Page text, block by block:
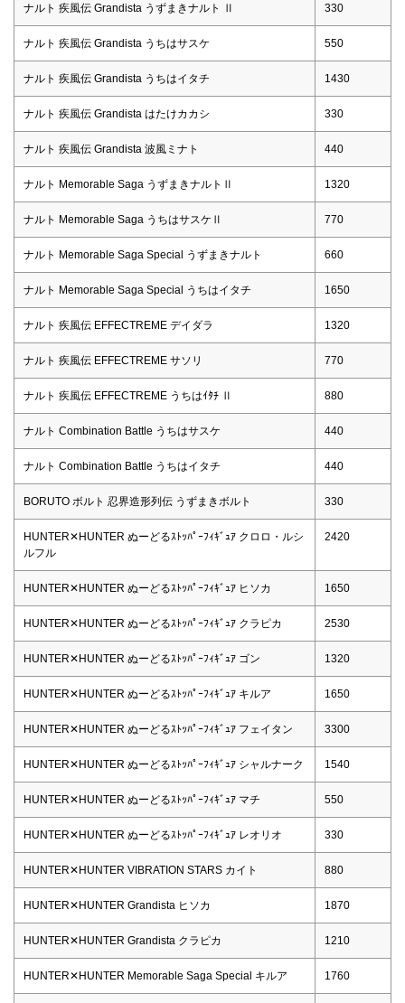
ナルト 疾風伝 Grandista うずまきナルト Ⅱ 330
ナルト 疾風伝 Grandista うちはサスケ 550
ナルト 疾風伝 Grandista うちはイタチ 1430
ナルト 疾風伝 Grandista はたけカカシ 330
ナルト 疾風伝 Grandista 波風ミナト 440
ナルト Memorable Saga うずまきナルトⅡ 1320
ナルト Memorable Saga うちはサスケⅡ 770
ナルト Memorable Saga Special うずまきナルト 660
ナルト Memorable Saga Special うちはイタチ 1650
ナルト 疾風伝 EFFECTREME デイダラ 1320
ナルト 疾風伝 EFFECTREME サソリ 770
ナルト 疾風伝 EFFECTREME うちはｲﾀﾁ Ⅱ 880
ナルト Combination Battle うちはサスケ 440
ナルト Combination Battle うちはイタチ 440
BORUTO ボルト 忍界造形列伝 うずまきボルト 330
HUNTER✕HUNTER ぬーどるｽﾄｯﾊﾟｰﾌｨｷﾞｭｱ クロロ・ルシ
ルフル
2420
HUNTER✕HUNTER ぬーどるｽﾄｯﾊﾟｰﾌｨｷﾞｭｱ ヒソカ 1650
HUNTER✕HUNTER ぬーどるｽﾄｯﾊﾟｰﾌｨｷﾞｭｱ クラピカ 2530
HUNTER✕HUNTER ぬーどるｽﾄｯﾊﾟｰﾌｨｷﾞｭｱ ゴン 1320
HUNTER✕HUNTER ぬーどるｽﾄｯﾊﾟｰﾌｨｷﾞｭｱ キルア 1650
HUNTER✕HUNTER ぬーどるｽﾄｯﾊﾟｰﾌｨｷﾞｭｱ フェイタン 3300
HUNTER✕HUNTER ぬーどるｽﾄｯﾊﾟｰﾌｨｷﾞｭｱ シャルナーク 1540
HUNTER✕HUNTER ぬーどるｽﾄｯﾊﾟｰﾌｨｷﾞｭｱ マチ 550
HUNTER✕HUNTER ぬーどるｽﾄｯﾊﾟｰﾌｨｷﾞｭｱ レオリオ 330
HUNTER✕HUNTER VIBRATION STARS カイト 880
HUNTER✕HUNTER Grandista ヒソカ 1870
HUNTER✕HUNTER Grandista クラピカ 1210
HUNTER✕HUNTER Memorable Saga Special キルア 1760